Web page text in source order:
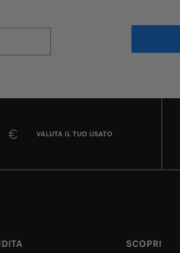
VALUTA IL TUO USATO
SCOPRI